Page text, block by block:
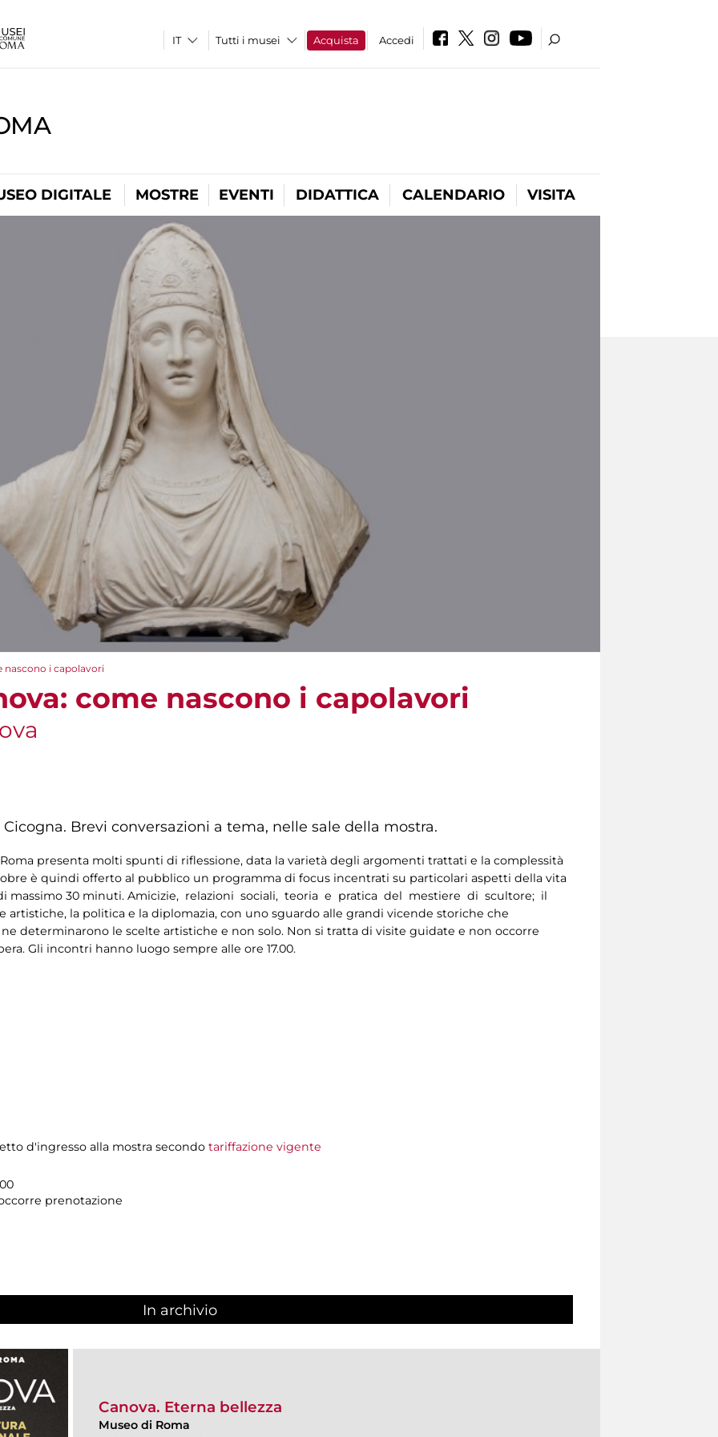
Tutti i musei Acquista Accedi
DIGITALE MOSTRE EVENTI DIDATTICA CALENDARIO VISITA
nascono i capolavori
come nascono i capolavori
Brevi conversazioni a tema, nelle sale della mostra.
presenta molti spunti di riflessione, data la varietà degli argomenti trattati e la complessità
è quindi offerto al pubblico un programma di focus incentrati su particolari aspetti della vita
di massimo 30 minuti. Amicizie, relazioni sociali, teoria e pratica del mestiere di scultore; il
la politica e la diplomazia, con uno sguardo alle grandi vicende storiche che
ne determinarono le scelte artistiche e non solo. Non si tratta di visite guidate e non occorre
Gli incontri hanno luogo sempre alle ore 17.00.
d'ingresso alla mostra secondo tariffazione vigente
prenotazione
In archivio
Canova. Eterna bellezza
Museo di Roma